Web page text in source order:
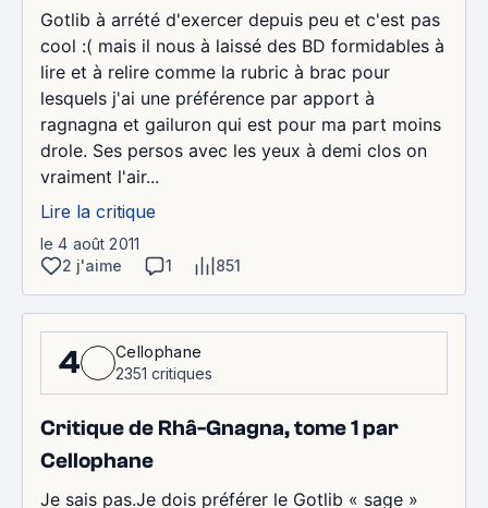
Gotlib à arrété d'exercer depuis peu et c'est pas
cool :( mais il nous à laissé des BD formidables à
lire et à relire comme la rubric à brac pour
lesquels j'ai une préférence par apport à
ragnagna et gailuron qui est pour ma part moins
drole. Ses persos avec les yeux à demi clos on
vraiment l'air...
Lire la critique
le 4 août 2011
2 j'aime
1 851
4
Cellophane
2351 critiques
Critique de Rhâ-Gnagna, tome 1 par
Cellophane
Je sais pas.Je dois préférer le Gotlib « sage »